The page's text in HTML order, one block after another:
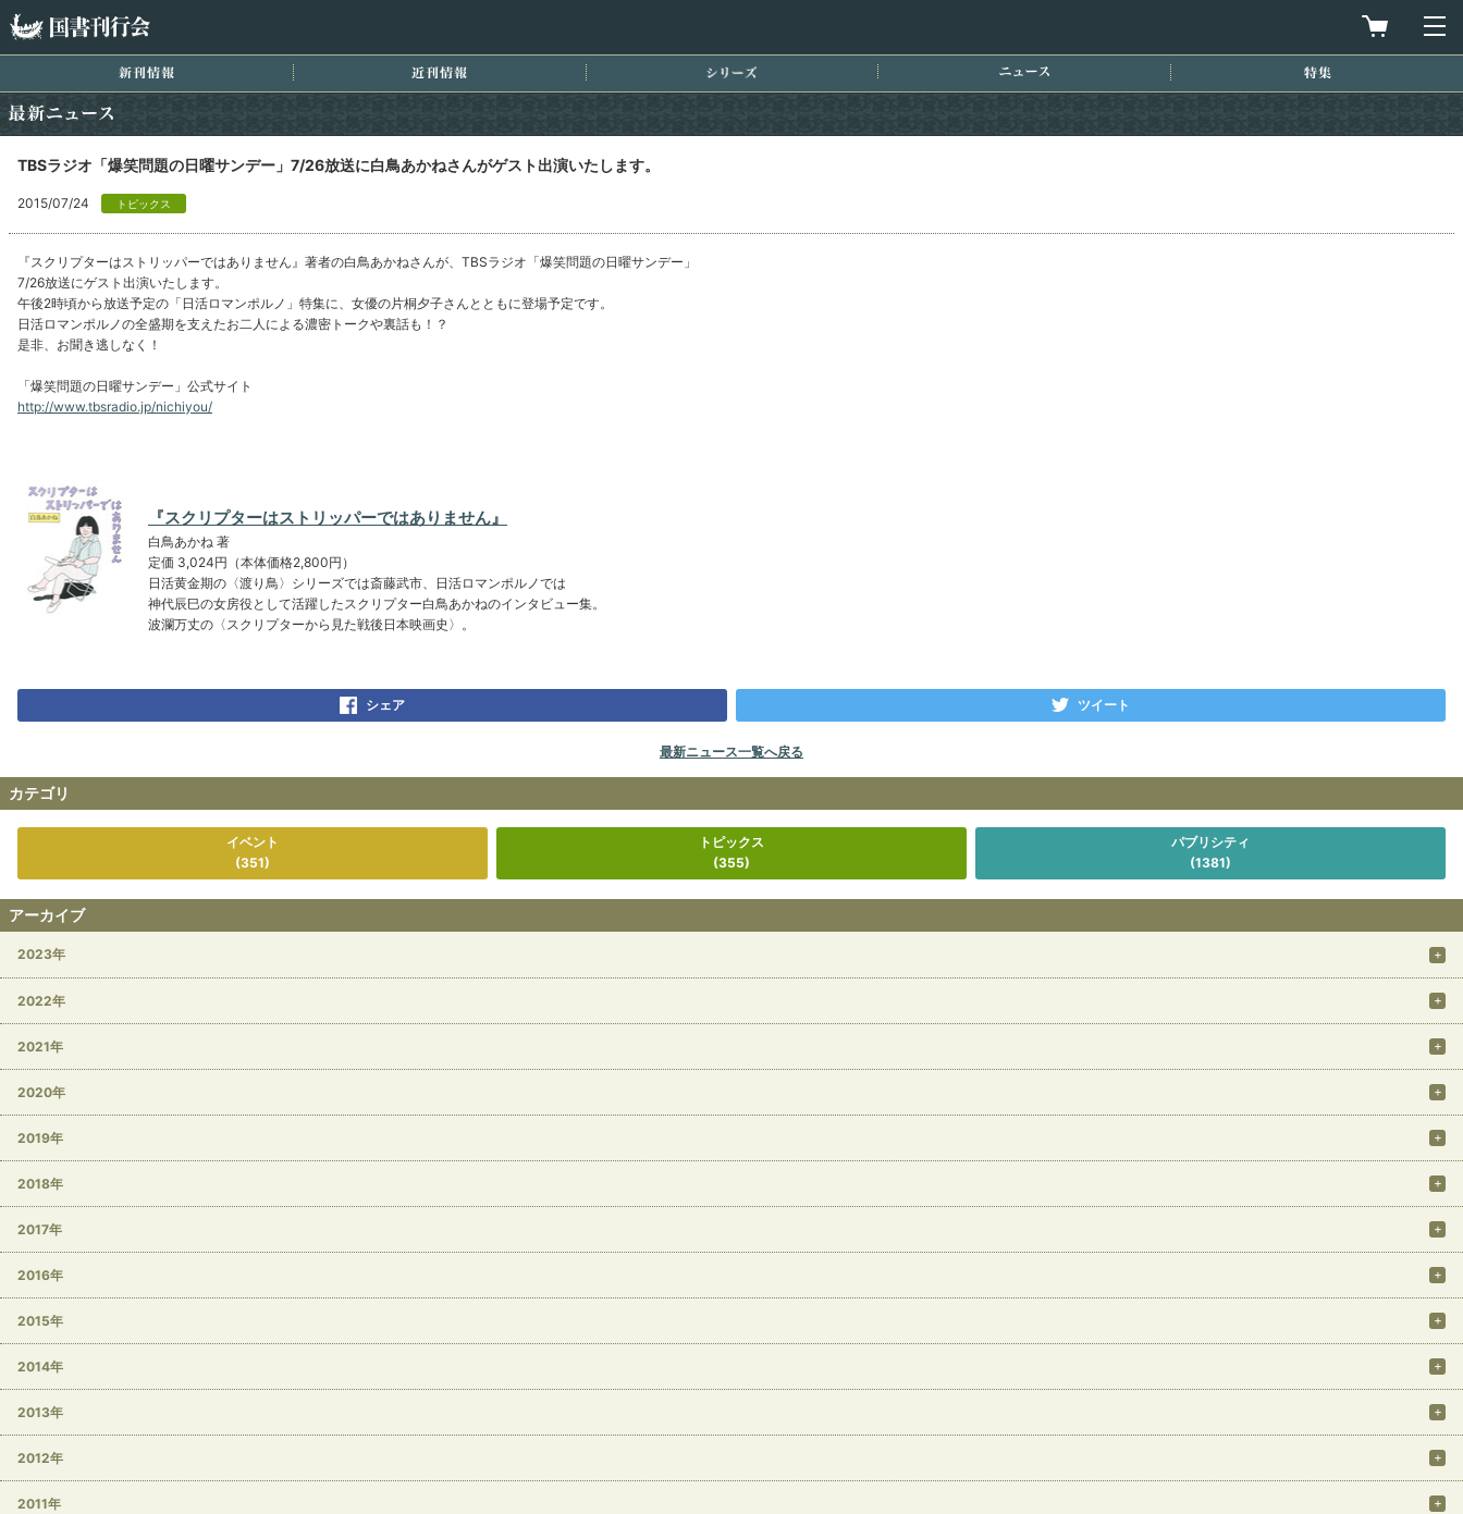
買物カゴを
新刊情報 特集
TBSラジオ「爆笑問題の日曜サンデー」7/26放送に白鳥あかねさんがゲスト出演いたします。
2015/07/24 トピックス
『スクリプターはストリッパーではありません』著者の白鳥あかねさんが、TBSラジオ「爆笑問題の日曜サンデー」
7/26放送にゲスト出演いたします。
午後2時頃から放送予定の「日活ロマンポルノ」特集に、女優の片桐夕子さんとともに登場予定です。
日活ロマンポルノの全盛期を支えたお二人による濃密トークや裏話も！？
是非、お聞き逃しなく！
「爆笑問題の日曜サンデー」公式サイト
http://www.tbsradio.jp/nichiyou/
『スクリプターはストリッパーではありません』
白鳥あかね 著
定価 3,024円（本体価格2,800円）
日活黄金期の〈渡り鳥〉シリーズでは斎藤武市、日活ロマンポルノでは
神代辰巳の女房役として活躍したスクリプター白鳥あかねのインタビュー集。
波瀾万丈の〈スクリプターから見た戦後日本映画史〉。
シェア ツイート
最新ニュース一覧へ戻る
カテゴリ
イベント
(351)
トピックス
(355)
パブリシティ
(1381)
アーカイブ
2023年
2022年
2021年
2020年
2019年
2018年
2017年
2016年
2015年
2014年
2013年
2012年
2011年